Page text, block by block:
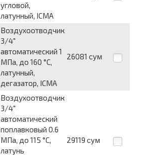
угловой,
латунный, ICMA
Воздухоотводчик
3/4"
автоматический 1
МПа, до 160 °C,
латунный,
дегазатор, ICMA
26081 сум
Воздухоотводчик
3/4"
автоматический
поплавковый 0.6
МПа, до 115 °C,
латунь
29119 сум